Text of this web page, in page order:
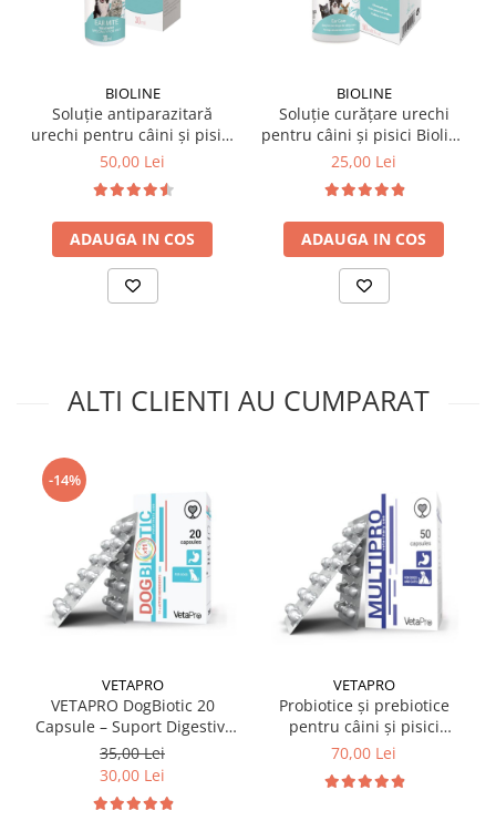
BIOLINE
Soluție antiparazitară
urechi pentru câini și pisici
Bioline 30 ml
50,00 Lei
ADAUGA IN COS
BIOLINE
Soluție curățare urechi
pentru câini și pisici Bioline
50 ml
25,00 Lei
ADAUGA IN COS
ALTI CLIENTI AU CUMPARAT
-14%
VETAPRO
VETAPRO DogBiotic 20
Capsule – Suport Digestiv,
Probiotic și Prebiotic pentru
Câini
35,00 Lei
30,00 Lei
VETAPRO
Probiotice și prebiotice
pentru câini și pisici
Vetapro Multipro 50
70,00 Lei